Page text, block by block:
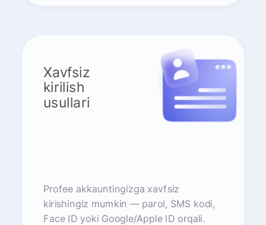
Xavfsiz
kirilish
usullari
Profee akkauntingizga xavfsiz
kirishingiz mumkin — parol, SMS kodi,
Face ID yoki Google/Apple ID orqali.